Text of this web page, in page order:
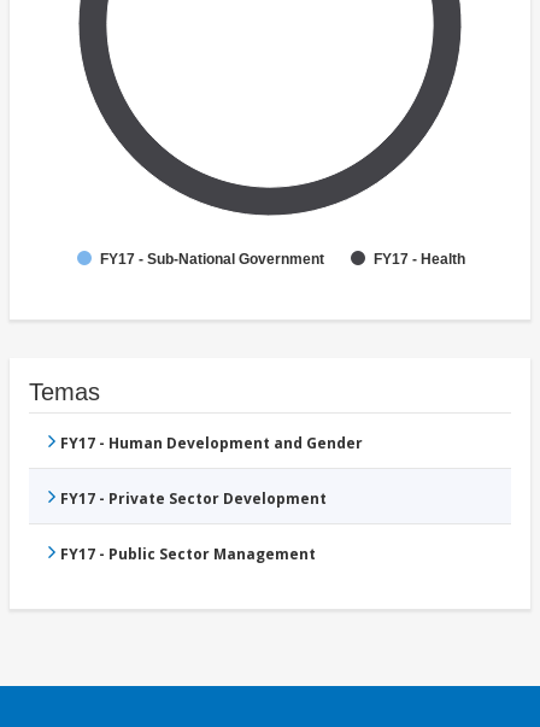
FY17 - Sub-National Government FY17 - Health
Temas
FY17 - Human Development and Gender
FY17 - Private Sector Development
FY17 - Public Sector Management